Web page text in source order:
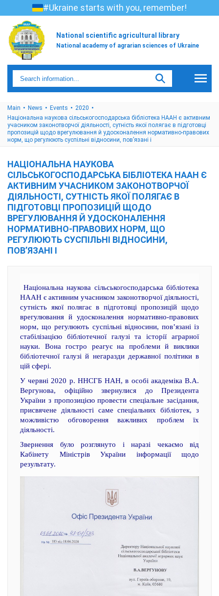
#Ukraine starts with you, remember!
National scientific agricultural library
National academy of agrarian sciences of Ukraine
Main News Events
2020
Національна наукова сільськогосподарська бібліотека НААН є активним
учасником законотворчої діяльності, сутність якої полягає в підготовці
пропозицій щодо врегулювання й удосконалення нормативно-правових
норм, що регулюють суспільні відносини, пов’язані і
НАЦІОНАЛЬНА НАУКОВА
СІЛЬСЬКОГОСПОДАРСЬКА БІБЛІОТЕКА НААН Є
АКТИВНИМ УЧАСНИКОМ ЗАКОНОТВОРЧОЇ
ДІЯЛЬНОСТІ, СУТНІСТЬ ЯКОЇ ПОЛЯГАЄ В
ПІДГОТОВЦІ ПРОПОЗИЦІЙ ЩОДО
ВРЕГУЛЮВАННЯ Й УДОСКОНАЛЕННЯ
НОРМАТИВНО-ПРАВОВИХ НОРМ, ЩО
РЕГУЛЮЮТЬ СУСПІЛЬНІ ВІДНОСИНИ,
ПОВ’ЯЗАНІ І
Національна наукова сільськогосподарська бібліотека
НААН є активним учасником законотворчої діяльності,
сутність якої полягає в підготовці пропозицій щодо
врегулювання й удосконалення нормативно-правових
норм, що регулюють суспільні відносини, пов’язані із
стабілізацією бібліотечної галузі та історії аграрної
науки. Вона гостро реагує на проблеми й виклики
бібліотечної галузі й негаразди державної політики в
цій сфері.
У червні 2020 р. ННСГБ НАН, в особі академіка В.А.
Вергунова, офіційно звернулися до Президента
України з пропозицією провести спеціальне засідання,
присвячене діяльності саме спеціальних бібліотек, з
можливістю обговорення важливих проблем їх
діяльності.
Звернення було розглянуто і наразі чекаємо від
Кабінету Міністрів України інформації щодо
результату.